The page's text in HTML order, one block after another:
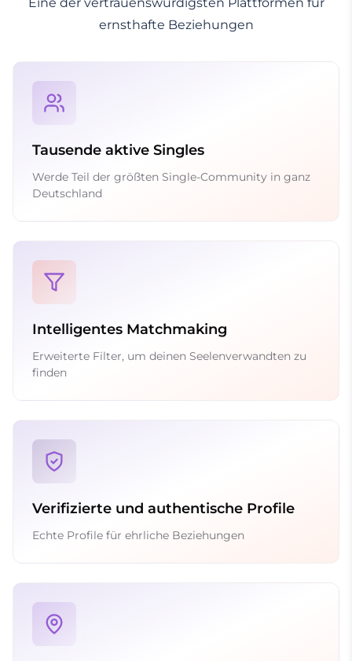
ernsthafte Beziehungen
Tausende aktive Singles
Werde Teil der größten Single-Community in ganz
Deutschland
Intelligentes Matchmaking
Erweiterte Filter, um deinen Seelenverwandten zu
finden
Verifizierte und authentische Profile
Echte Profile für ehrliche Beziehungen